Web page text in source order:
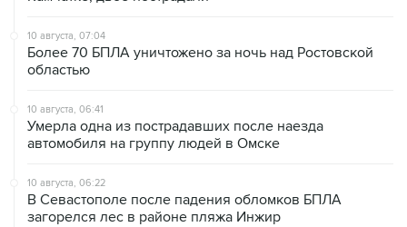
10 августа, 07:04
Более 70 БПЛА уничтожено за ночь над Ростовской
областью
10 августа, 06:41
Умерла одна из пострадавших после наезда
автомобиля на группу людей в Омске
10 августа, 06:22
В Севастополе после падения обломков БПЛА
загорелся лес в районе пляжа Инжир